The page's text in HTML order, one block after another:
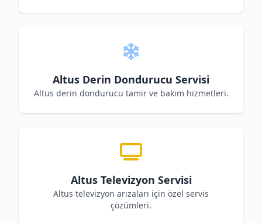
Altus Derin Dondurucu Servisi
Altus derin dondurucu tamir ve bakım hizmetleri.
Altus Televizyon Servisi
Altus televizyon arızaları için özel servis
çözümleri.